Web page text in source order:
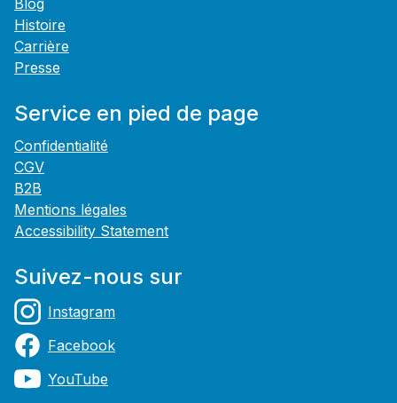
Blog
Histoire
Carrière
Presse
Service en pied de page
Confidentialité
CGV
B2B
Mentions légales
Accessibility Statement
Suivez-nous sur
Instagram
Facebook
YouTube